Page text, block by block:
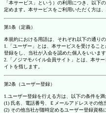
「本サービス」という）の利用につき、以下
定めます。本サービスをご利用いただく方は
第1条（定義）
本規約における用語は、それぞれ以下の通り
1.「ユーザー」とは、本サービスを受けるこ
登録をし、当社が入会を認めた個人をいいます
2.「ノジマモバイル会員サイト」とは、本サ
イトを指します。
第2条（ユーザー登録）
1.ユーザー登録を行える方は、以下の条件を満
(1) 氏名、電話番号、Ｅメールアドレスその他
(2) その他当社が随時定めるユーザー登録資格